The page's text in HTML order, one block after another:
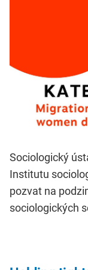
Sociologický
Institutu
pozvat na
sociologických